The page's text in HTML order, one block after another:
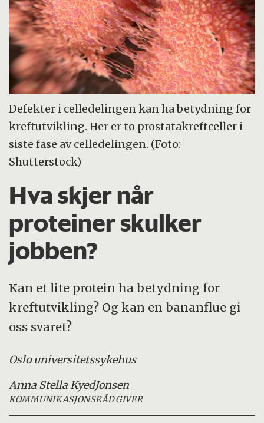
Defekter i celledelingen kan ha betydning for
kreftutvikling. Her er to prostatakreftceller i
siste fase av celledelingen. (Foto:
Shutterstock)
Hva skjer når
proteiner skulker
jobben?
Kan et lite protein ha betydning for
kreftutvikling? Og kan en bananflue gi
oss svaret?
Oslo universitetssykehus
Anna Stella KyedJonsen
KOMMUNIKASJONSRÅDGIVER